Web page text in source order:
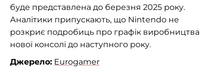
буде представлена до березня 2025 року.
Аналітики припускають, що Nintendo не
розкриє подробиць про графік виробництва
нової консолі до наступного року.
Джерело: Eurogamer